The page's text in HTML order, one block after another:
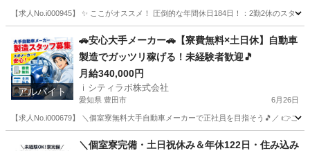
【求人No.i000945】 ✨ ここがオススメ！ 圧倒的な年間休日184日！：2勤2休のスタ
その他 重量
アルバイト
🚗安心大手メーカー🚗【寮費無料×土日休】自動車
製造でガッツリ稼げる！未経験者歓迎🎵
月給340,000円
ｉシティラボ株式会社
愛知県 豊田市 6月26日
【求人No.i000679】 ＼個室寮無料大手自動車メーカーで正社員を目指そう🎵／ 👉こ
その他 個室
＼個室寮完備・土日祝休み＆年休122日・住み込み